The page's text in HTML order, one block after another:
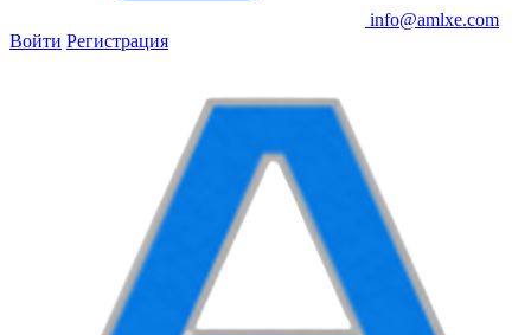
info@amlxe.com
Войти Регистрация